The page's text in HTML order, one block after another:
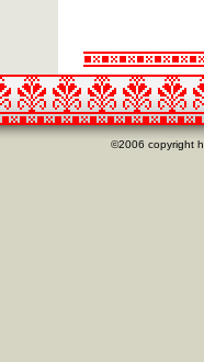
©2006 copyright